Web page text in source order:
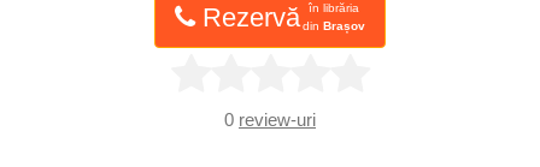
Rezervă
în librăria
din Brașov
0 review-uri